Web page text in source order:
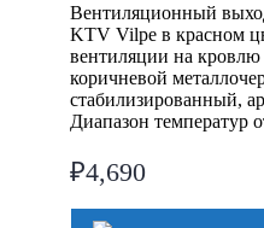
Вентиляционный
KTV Vilpe в красном
вентиляции на кровлю
коричневой
стабилизированный,
Диапазон температур
₽4,690